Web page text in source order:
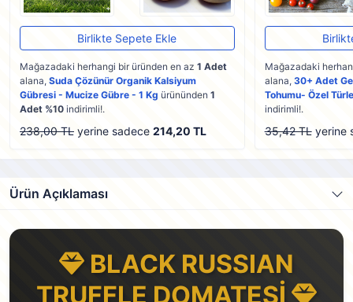
Birlikte Sepete Ekle
Mağazadaki herhangi bir üründen en az 1 Adet
alana, Suda Çözünür Organik Kalsiyum
Gübresi - Mucize Gübre - 1 Kg ürününden 1
Adet %10 indirimli!.
238,00 TL yerine sadece 214,20 TL
Mağazadaki
alana, 30+ Adet
Tohumu- Özel
indirimli!.
35,42 TLyerine
Ürün Açıklaması
BLACK RUSSIAN
TRUFFLE DOMATESİ